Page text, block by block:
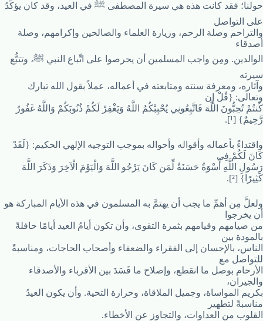
حولنا؛ فقد كانت هذه هي سيرة المصطفى ﷺ في العيد، وقد كان يؤكِّدُ
على التواصل
والتراحم وصلة الرحم، وزيارة العلماء والصالحين وإكرامهم، وصلة
أصدقاء
الوالدين. ومِن واجب المسلمين أن يحرصوا على اتِّباع النبي ﷺ، وتتبُّع
سيرته
وآثاره، ومعرفة سنته ومتابعته في أعماله، عملاً بقول الله تبارك
وتعالى: {قُلْ إِن
كُنتُمْ تُحِبُّونَ اللَّهَ فَاتَّبِعُونِي يُحْبِبْكُمُ اللَّهُ وَيَغْفِرْ لَكُمْ ذُنُوبَكُمْ وَاللَّهُ غَفُورٌ
رَّحِيمٌ} [¹].
واقتداءً بأعماله وأقواله وأحواله بموجب التوجيه الإلهي الحكيم: {لَقَدْ
كَانَ لَكُمْ فِي
رَسُولِ اللَّهِ أُسْوَةٌ حَسَنَةٌ لِّمَن كَانَ يَرْجُو اللَّهَ وَالْيَوْمَ الْآخِرَ وَذَكَرَ اللَّهَ
كَثِيرًا} [²].
ولعلَّ مِن أهمِّ ما يجب أن يهتمَّ به المسلمون في هذه الأيام المباركة هو
أن يخرجوا
من صيامهم وقيامهم بثمرة التقوى، وأن تكون أيامُ العيد أيامًا حافلةً
بالمودة بين
الناس، بالإحسان إلى الفقراء والضعفاء وأصحاب الحاجات، ومناسبةً
للتواصل مع
الأرحام بوصل ما انقطع، وإصلاح ما فَسَدَ بين الأقرباء والأصدقاء
والجيران،
بكريم المواساة، وجميل الملاقاة، وحرارة التحية. وأن يكون العيدُ
مناسبةً لتطهير
القلوب من العداوات، والتجاوز عن الأخطاء.